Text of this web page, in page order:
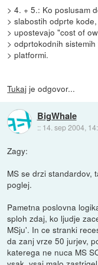
> 4. + 5.: Ko poslusam
> slabostih odprte
> upostevajo "cost of
> odprtokodnih
> platformi.
Tukaj je odgovor...
BigWhale
:: 14. sep 2004,
Zagy:
MS se drzi standardov,
poglej.
Pametna poslovna
sploh zdaj, ko ljudje
MSju'. In ce stranki
da zanj vrze 50 jurjev,
katerega ne nuca MS